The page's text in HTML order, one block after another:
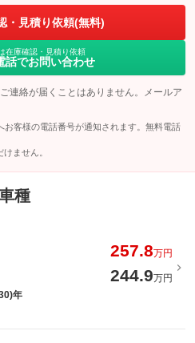
・見積り依頼(無料)
在庫確認・見積り依頼
話でお問い合わせ
連絡が届くことはありません。メールア
客様の電話番号が通知されます。無料電話
ません。
種
257.8万円
244.9万円
年